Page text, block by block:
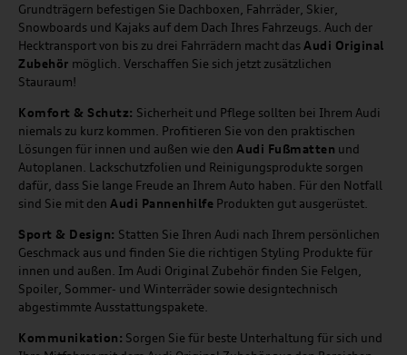
Grundträgern befestigen Sie Dachboxen, Fahrräder, Skier,
Snowboards und Kajaks auf dem Dach Ihres Fahrzeugs. Auch der
Hecktransport von bis zu drei Fahrrädern macht dasAudi Original
Zubehör möglich. Verschaffen Sie sich jetzt zusätzlichen
Stauraum!
Komfort & Schutz: Sicherheit und Pflege sollten bei Ihrem Audi
niemals zu kurz kommen. Profitieren Sie von den praktischen
Lösungen für innen und außen wie den Audi Fußmatten und
Autoplanen. Lackschutzfolien und Reinigungsprodukte sorgen
dafür, dass Sie lange Freude an Ihrem Auto haben. Für den Notfall
sind Sie mit den Audi Pannenhilfe Produkten gut ausgerüstet.
Sport & Design: Statten Sie Ihren Audi nach Ihrem persönlichen
Geschmack aus und finden Sie die richtigen Styling Produkte für
innen und außen. Im Audi Original Zubehör finden Sie Felgen,
Spoiler, Sommer- und Winterräder sowie designtechnisch
abgestimmte Ausstattungspakete.
Kommunikation: Sorgen Sie für beste Unterhaltung für sich und